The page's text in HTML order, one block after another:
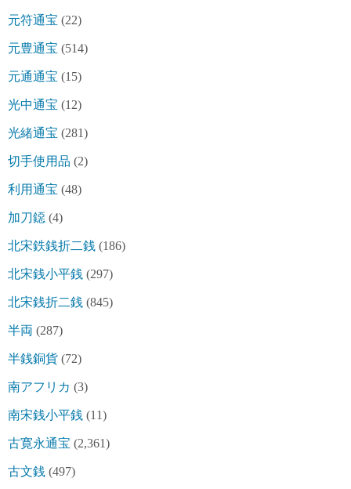
元符通宝 (22)
元豊通宝 (514)
元通通宝 (15)
光中通宝 (12)
光緒通宝 (281)
切手使用品 (2)
利用通宝 (48)
加刀鐚 (4)
北宋鉄銭折二銭 (186)
北宋銭小平銭 (297)
北宋銭折二銭 (845)
半両 (287)
半銭銅貨 (72)
南アフリカ (3)
南宋銭小平銭 (11)
古寛永通宝 (2,361)
古文銭 (497)